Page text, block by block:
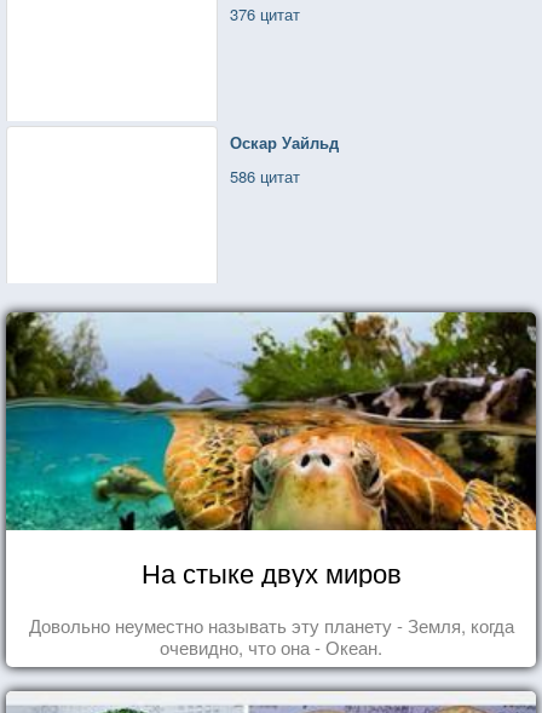
376 цитат
Оскар Уайльд
586 цитат
На стыке двух миров
Довольно неуместно называть эту планету - Земля, когда
очевидно, что она - Океан.